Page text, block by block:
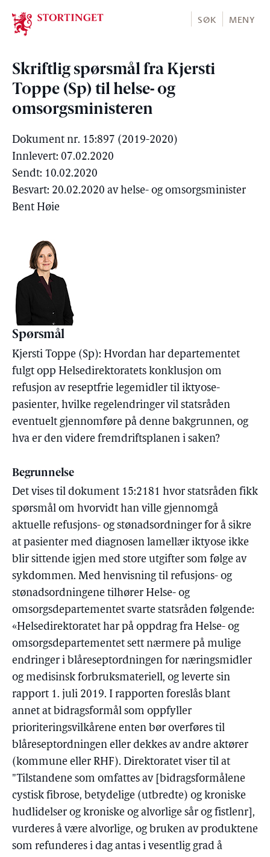
Stortinget.no
SØK MENY
Skriftlig spørsmål fra Kjersti
Toppe (Sp) til helse- og
omsorgsministeren
Dokument nr. 15:897 (2019-2020)
Innlevert: 07.02.2020
Sendt: 10.02.2020
Besvart: 20.02.2020 av helse- og omsorgsminister
Bent Høie
Spørsmål
Kjersti Toppe (Sp): Hvordan har departementet
fulgt opp Helsedirektoratets konklusjon om
refusjon av reseptfrie legemidler til iktyose-
pasienter, hvilke regelendringer vil statsråden
eventuelt gjennomføre på denne bakgrunnen, og
hva er den videre fremdriftsplanen i saken?
Begrunnelse
Det vises til dokument 15:2181 hvor statsråden fikk
spørsmål om hvorvidt han ville gjennomgå
aktuelle refusjons- og stønadsordninger for å sikre
at pasienter med diagnosen lamellær iktyose ikke
blir sittende igjen med store utgifter som følge av
sykdommen. Med henvisning til refusjons- og
stønadsordningene tilhører Helse- og
omsorgsdepartementet svarte statsråden følgende:
«Helsedirektoratet har på oppdrag fra Helse- og
omsorgsdepartementet sett nærmere på mulige
endringer i blåreseptordningen for næringsmidler
og medisinsk forbruksmateriell, og leverte sin
rapport 1. juli 2019. I rapporten foreslås blant
annet at bidragsformål som oppfyller
prioriteringsvilkårene enten bør overføres til
blåreseptordningen eller dekkes av andre aktører
(kommune eller RHF). Direktoratet viser til at
"Tilstandene som omfattes av [bidragsformålene
cystisk fibrose, betydelige (utbredte) og kroniske
hudlidelser og kroniske og alvorlige sår og fistlenr],
vurderes å være alvorlige, og bruken av produktene
som refunderes i dag antas i vesentlig grad å